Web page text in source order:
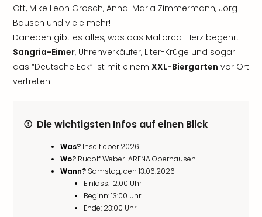
Ott, Mike Leon Grosch, Anna-Maria Zimmermann, Jörg
Bausch und viele mehr!
Daneben gibt es alles, was das Mallorca-Herz begehrt:
Sangria-Eimer, Uhrenverkäufer, Liter-Krüge und sogar
das “Deutsche Eck” ist mit einem XXL-Biergarten vor Ort
vertreten.
Die wichtigsten Infos auf einen Blick
Was? Inselfieber 2026
Wo? Rudolf Weber-ARENA Oberhausen
Wann? Samstag, den 13.06.2026
Einlass: 12:00 Uhr
Beginn: 13:00 Uhr
Ende: 23:00 Uhr